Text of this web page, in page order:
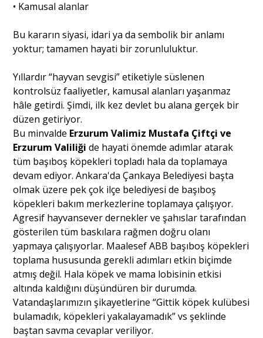
• Kamusal alanlar
Bu kararın siyasi, idari ya da sembolik bir anlamı
yoktur; tamamen hayati bir zorunluluktur.
Yıllardır “hayvan sevgisi” etiketiyle süslenen
kontrolsüz faaliyetler, kamusal alanları yaşanmaz
hâle getirdi. Şimdi, ilk kez devlet bu alana gerçek bir
düzen getiriyor.
Bu minvalde Erzurum Valimiz Mustafa Çiftçi ve
Erzurum Valiliğide hayati önemde adımlar atarak
tüm başıboş köpekleri topladı hala da toplamaya
devam ediyor. Ankara'da Çankaya Belediyesi başta
olmak üzere pek çok ilçe belediyesi de başıboş
köpekleri bakım merkezlerine toplamaya çalışıyor.
Agresif hayvansever dernekler ve şahıslar tarafından
gösterilen tüm baskılara rağmen doğru olanı
yapmaya çalışıyorlar. Maalesef ABB başıboş köpekleri
toplama hususunda gerekli adımları etkin biçimde
atmış değil. Hala köpek ve mama lobisinin etkisi
altında kaldığını düşündüren bir durumda.
Vatandaşlarımızın şikayetlerine “Gittik köpek kulübesi
bulamadık, köpekleri yakalayamadık” vs şeklinde
baştan savma cevaplar veriliyor.